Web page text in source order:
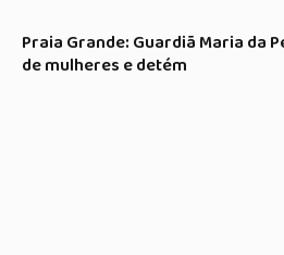
Praia Grande: Guardiã Maria da
de mulheres e detém